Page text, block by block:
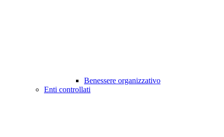
Benessere organizzativo
Enti controllati